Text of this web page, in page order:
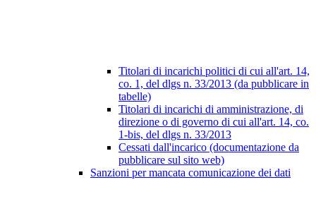
Titolari di incarichi politici di cui all'art. 14,
co. 1, del dlgs n. 33/2013 (da pubblicare in
tabelle)
Titolari di incarichi di amministrazione, di
direzione o di governo di cui all'art. 14, co.
1-bis, del dlgs n. 33/2013
Cessati dall'incarico (documentazione da
pubblicare sul sito web)
Sanzioni per mancata comunicazione dei dati